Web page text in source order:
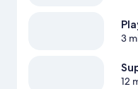
3
12